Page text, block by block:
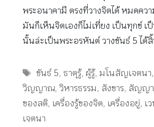
พระอนาคามี ตรงที่วางจิตได้ หมดคว
มันก็เห็นจิตเองก็ไม่เที่ยง เป็นทุกข์ เ
นั้นล่ะเป็นพระอรหันต์ วางขันธ์ 5 ได้
Tags
ขันธ์ 5, ธาตุรู้,ผู้รู้, มโนสัญเจตนา,
วิญญาณ, วิหารธรรม, สังขาร, สัญญา
ของสติ, เครื่องรู้ของจิต, เครื่องอยู่, เ
เจตนา